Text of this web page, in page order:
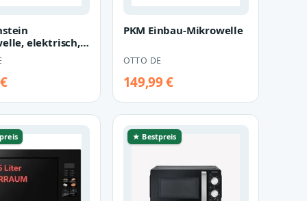
elektrisch,
Microwelle
PKM Einbau-Mikrowelle
OTTO DE
149,99 €
★ Bestpreis